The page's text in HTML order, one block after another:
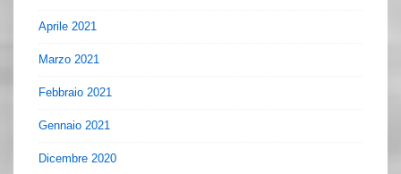
Aprile 2021
Marzo 2021
Febbraio 2021
Gennaio 2021
Dicembre 2020